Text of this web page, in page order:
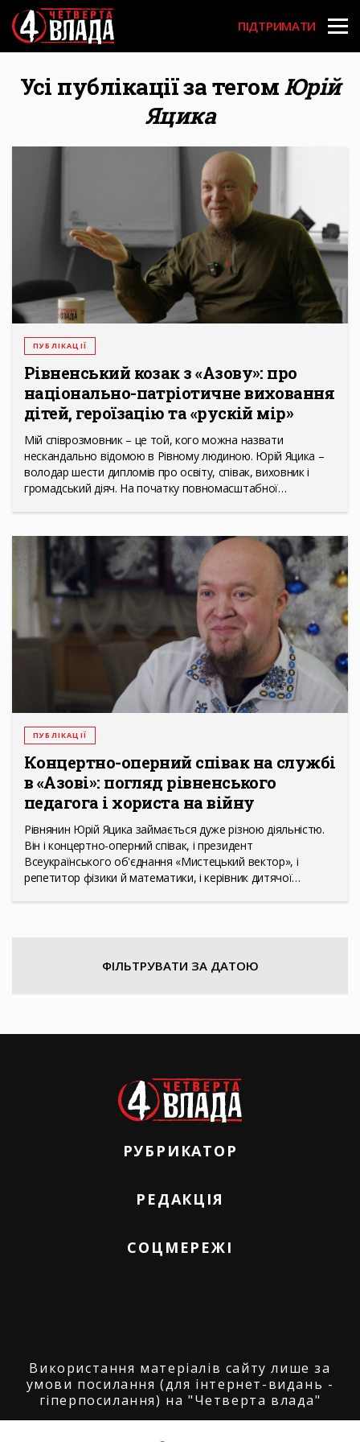
Перейти
до
основного
вмісту
User
account
menu
ПІДТРИМАТИ
Усі публікації за тегомЮрій
Яцика
ПУБЛІКАЦІЇ
Рівненський козак з «Азову»: про
національно-патріотичне виховання
дітей, героїзацію та «рускій мір»
Мій співрозмовник – це той, кого можна назвати
нескандально відомою в Рівному людиною. Юрій Яцика –
володар шести дипломів про освіту, співак, виховник і
громадський діяч. На початку повномасштабної…
ПУБЛІКАЦІЇ
Концертно-оперний співак на службі
в «Азові»: погляд рівненського
педагога і хориста на війну
Рівнянин Юрій Яцика займається дуже різною діяльністю.
Він і концертно-оперний співак, і президент
Всеукраїнського об'єднання «Мистецький вектор», і
репетитор фізики й математики, і керівник дитячої…
ФІЛЬТРУВАТИ ЗА ДАТОЮ
РУБРИКАТОР
РЕДАКЦІЯ
СОЦМЕРЕЖІ
Використання матеріалів сайту лише за
умови посилання (для інтернет-видань -
гіперпосилання) на "Четверта влада"